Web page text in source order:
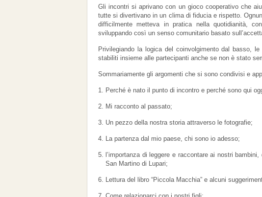
Gli incontri si aprivano con un gioco cooperativo che
tutte si divertivano in un clima di fiducia e rispetto.
difficilmente metteva in pratica nella quotidianità,
sviluppando così un senso comunitario basato
Privilegiando la logica del coinvolgimento dal basso,
stabiliti insieme alle partecipanti anche se non è stato
Sommariamente gli argomenti che si sono condivisi e
Perché è nato il punto di incontro e perché sono qui
Mi racconto al passato;
Un pezzo della nostra storia attraverso le fotografie;
La partenza dal mio paese, chi sono io adesso;
l’importanza di leggere e raccontare ai nostri
San Martino di Lupari;
Lettura del libro “Piccola Macchia” e alcuni